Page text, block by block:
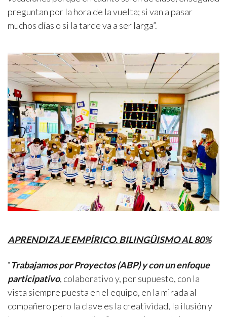
preguntan por la hora de la vuelta; si van a pasar
muchos días o si la tarde va a ser larga”.
APRENDIZAJE EMPÍRICO. BILINGÜISMO AL 80%
“Trabajamos por Proyectos (ABP) y con un enfoque
participativo, colaborativo y, por supuesto, con la
vista siempre puesta en el equipo, en la mirada al
compañero pero la clave es la creatividad, la ilusión y